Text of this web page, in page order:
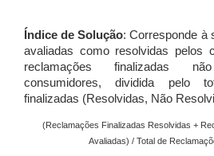
Índice de Solução: Corresponde à
avaliadas como resolvidas pelos
reclamações finalizadas
consumidores, dividida pelo
finalizadas (Resolvidas, Não
(Reclamações Finalizadas Resolvidas +
Avaliadas) / Total de